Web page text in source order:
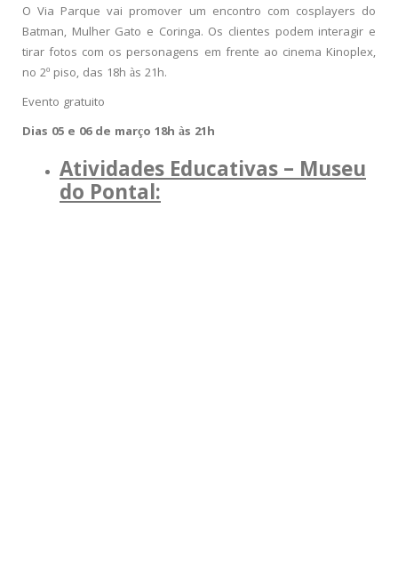
O Via Parque vai promover um encontro com cosplayers do
Batman, Mulher Gato e Coringa. Os clientes podem interagir e
tirar fotos com os personagens em frente ao cinema Kinoplex,
no 2º piso, das 18h às 21h.
Evento gratuito
Dias 05 e 06 de março 18h às 21h
Atividades Educativas – Museu
do Pontal: